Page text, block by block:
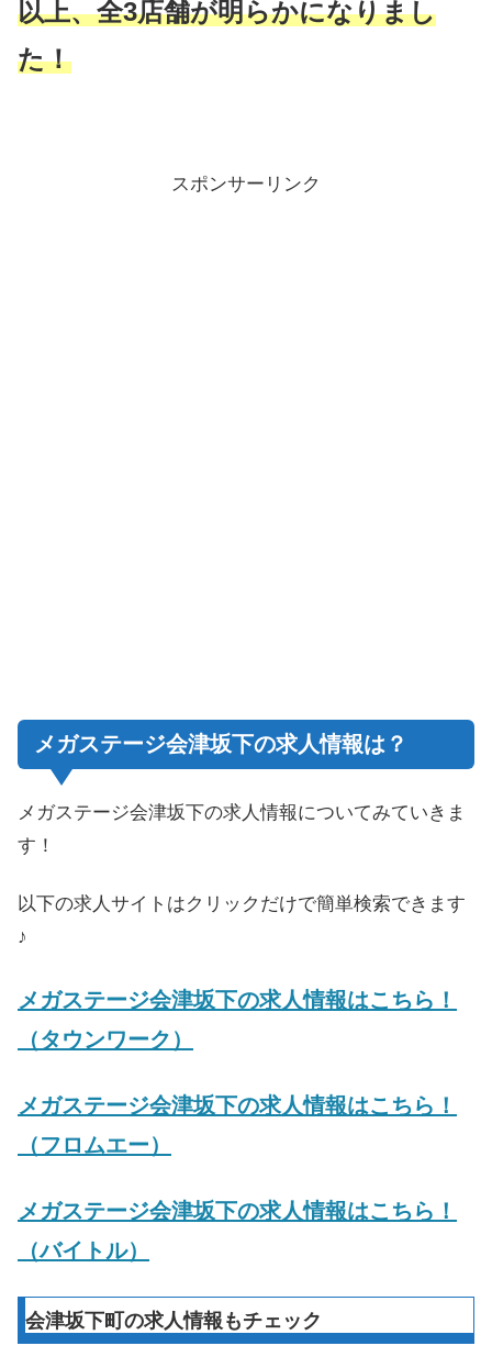
以上、全3店舗が明らかになりまし
た！
スポンサーリンク
メガステージ会津坂下の求人情報は？
メガステージ会津坂下の求人情報についてみていきま
す！
以下の求人サイトはクリックだけで簡単検索できます
♪
メガステージ会津坂下の求人情報はこちら！
（タウンワーク）
メガステージ会津坂下の求人情報はこちら！
（フロムエー）
メガステージ会津坂下の求人情報はこちら！
（バイトル）
会津坂下町の求人情報もチェック